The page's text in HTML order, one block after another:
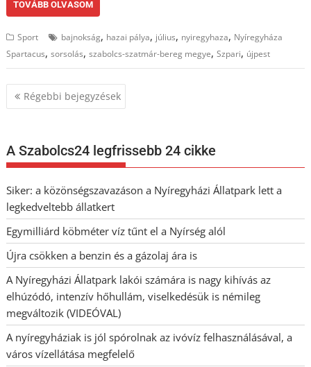
TOVÁBB OLVASOM
Sport bajnokság, hazai pálya, július, nyiregyhaza, Nyíregyháza
Spartacus,sorsolás,szabolcs-szatmár-bereg megye,Szpari, újpest
Bejegyzés
navigáció
Régebbi bejegyzések
A Szabolcs24 legfrissebb 24 cikke
Siker: a közönségszavazáson a Nyíregyházi Állatpark lett a
legkedveltebb állatkert
Egymilliárd köbméter víz tűnt el a Nyírség alól
Újra csökken a benzin és a gázolaj ára is
A Nyíregyházi Állatpark lakói számára is nagy kihívás az
elhúzódó, intenzív hőhullám, viselkedésük is némileg
megváltozik (VIDEÓVAL)
A nyíregyháziak is jól spórolnak az ivóvíz felhasználásával, a
város vízellátása megfelelő